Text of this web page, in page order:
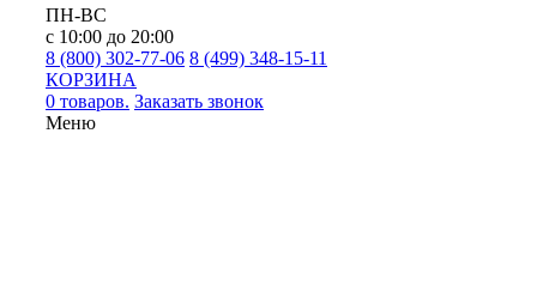
ПН-ВС
с 10:00 до 20:00
8 (800) 302-77-06 8 (499) 348-15-11
КОРЗИНА
0 товаров. Заказать звонок
Меню